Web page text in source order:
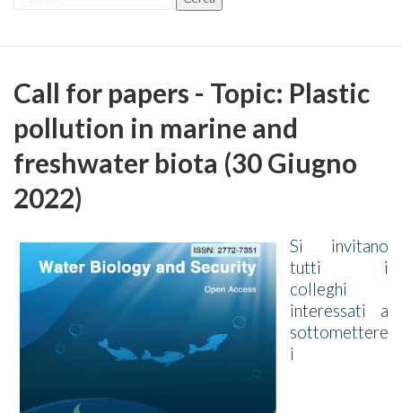
Call for papers - Topic: Plastic
pollution in marine and
freshwater biota (30 Giugno
2022)
Si invitano
tutti i
colleghi
interessati a
sottomettere
i